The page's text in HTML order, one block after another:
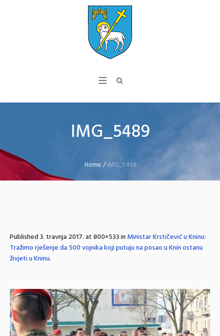
IMG_5489
Home /IMG_5489
Published3. travnja 2017.at 800×533 inMinistar Krstičević u Kninu:
Tražimo rješenje da 500 vojnika koji putuju na posao u Knin ostanu
živjeti u Kninu.